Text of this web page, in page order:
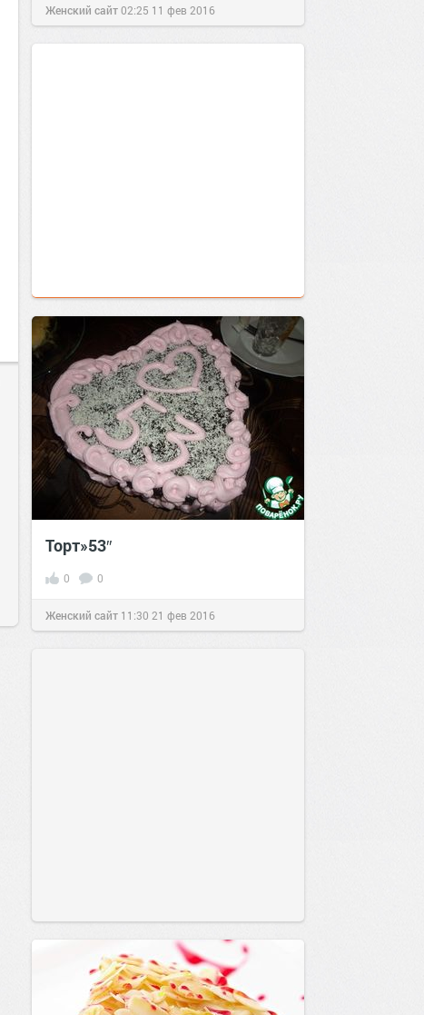
Женский сайт02:25 11 фев 2016
Торт»53″
0 0
Женский сайт 11:30 21 фев 2016